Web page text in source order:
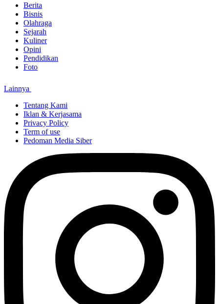
Berita
Bisnis
Olahraga
Sejarah
Kuliner
Opini
Pendidikan
Foto
Lainnya
Tentang Kami
Iklan & Kerjasama
Privacy Policy
Term of use
Pedoman Media Siber